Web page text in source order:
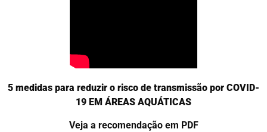
5 medidas para reduzir o risco de transmissão por COVID-
19 EM ÁREAS AQUÁTICAS
Veja a recomendação em PDF